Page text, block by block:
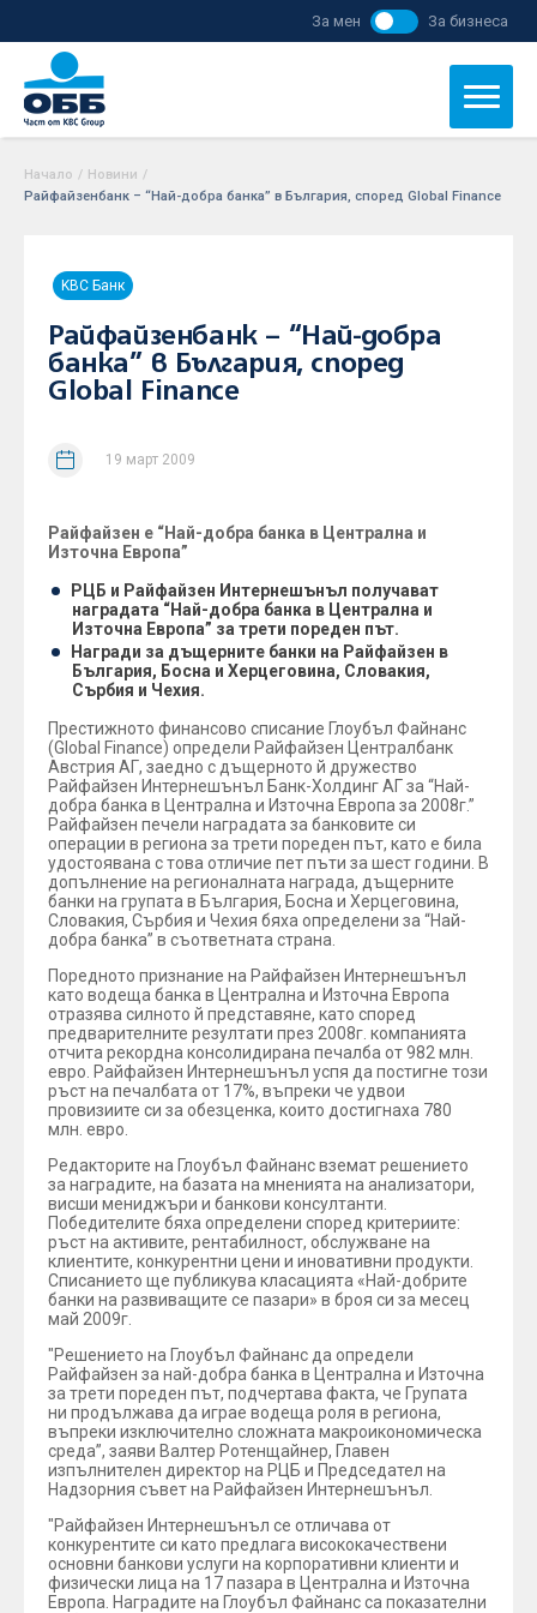
За мен За бизнеса
Начало / Новини /
Райфайзенбанк – “Най-добра банка” в България, според Global Finance
KBC Банк
Райфайзенбанк – “Най-добра
банка” в България, според
Global Finance
19 март 2009
Райфайзен е “Най-добра банка в Централна и
Източна Европа”
РЦБ и Райфайзен Интернешънъл получават
наградата “Най-добра банка в Централна и
Източна Европа” за трети пореден път.
Награди за дъщерните банки на Райфайзен в
България, Босна и Херцеговина, Словакия,
Сърбия и Чехия.
Престижното финансово списание Глоубъл Файнанс
(Global Finance) определи Райфайзен Централбанк
Австрия АГ, заедно с дъщерното й дружество
Райфайзен Интернешънъл Банк-Холдинг АГ за “Най-
добра банка в Централна и Източна Европа за 2008г.”
Райфайзен печели наградата за банковите си
операции в региона за трети пореден път, като е била
удостоявана с това отличие пет пъти за шест години. В
допълнение на регионалната награда, дъщерните
банки на групата в България, Босна и Херцеговина,
Словакия, Сърбия и Чехия бяха определени за “Най-
добра банка” в съответната страна.
Поредното признание на Райфайзен Интернешънъл
като водеща банка в Централна и Източна Европа
отразява силното й представяне, като според
предварителните резултати през 2008г. компанията
отчита рекордна консолидирана печалба от 982 млн.
евро. Райфайзен Интернешънъл успя да постигне този
ръст на печалбата от 17%, въпреки че удвои
провизиите си за обезценка, които достигнаха 780
млн. евро.
Редакторите на Глоубъл Файнанс вземат решението
за наградите, на базата на мненията на анализатори,
висши мениджъри и банкови консултанти.
Победителите бяха определени според критериите:
ръст на активите, рентабилност, обслужване на
клиентите, конкурентни цени и иновативни продукти.
Списанието ще публикува класацията «Най-добрите
банки на развиващите се пазари» в броя си за месец
май 2009г.
"Решението на Глоубъл Файнанс да определи
Райфайзен за най-добра банка в Централна и Източна
за трети пореден път, подчертава факта, че Групата
ни продължава да играе водеща роля в региона,
въпреки изключително сложната макроикономическа
среда”, заяви Валтер Ротенщайнер, Главен
изпълнителен директор на РЦБ и Председател на
Надзорния съвет на Райфайзен Интернешънъл.
"Райфайзен Интернешънъл се отличава от
конкурентите си като предлага висококачествени
основни банкови услуги на корпоративни клиенти и
физически лица на 17 пазара в Централна и Източна
Европа. Наградите на Глоубъл Файнанс са показателни